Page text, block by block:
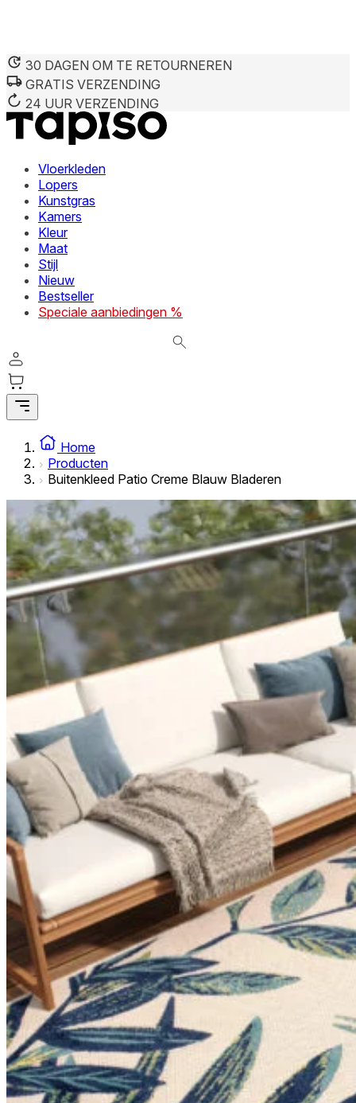
30 DAGEN OM TE RETOURNEREN
GRATIS VERZENDING
24 UUR VERZENDING
Vloerkleden
Lopers
Kunstgras
Kamers
Kleur
Maat
Stijl
Nieuw
Bestseller
Speciale aanbiedingen %
Home
Producten
Buitenkleed Patio Creme Blauw Bladeren
We gebruiken cookies om inhoud en advertenties te
deze informatie combineren met andere gegevens die u
diensten.
Noodzakelijk
Noodzakelijke cookies zijn essentieel voor de
verandert, zoals uw voorkeurstaal of de regio waar u zich
interessant zijn voor de individuele gebruiker en
Niet-geclassificeerde cookies zijn cookies die in het